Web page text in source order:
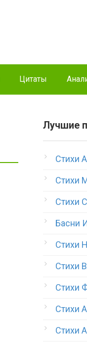
Цитаты
Лучшие
Стихи
Стихи
Стихи
Басни
Стихи
Стихи
Стихи
Стихи
Стихи